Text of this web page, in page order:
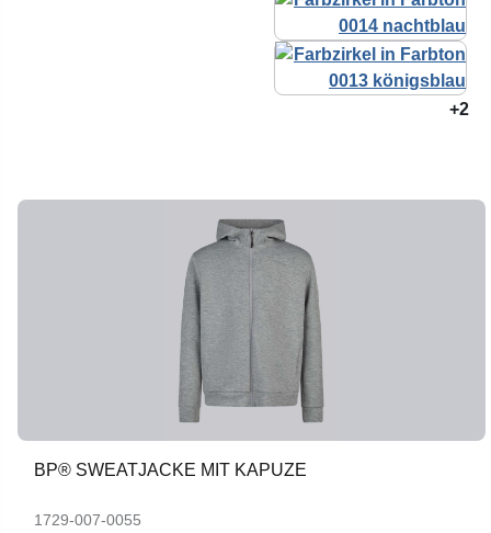
+2
BP® SWEATJACKE MIT KAPUZE
1729-007-0055